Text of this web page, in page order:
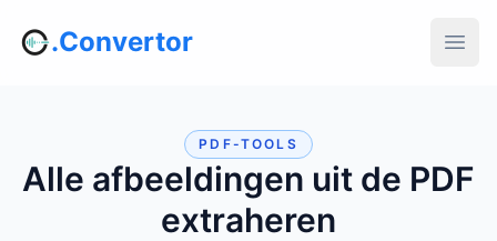
.Convertor
PDF-TOOLS
Alle afbeeldingen uit de PDF
extraheren